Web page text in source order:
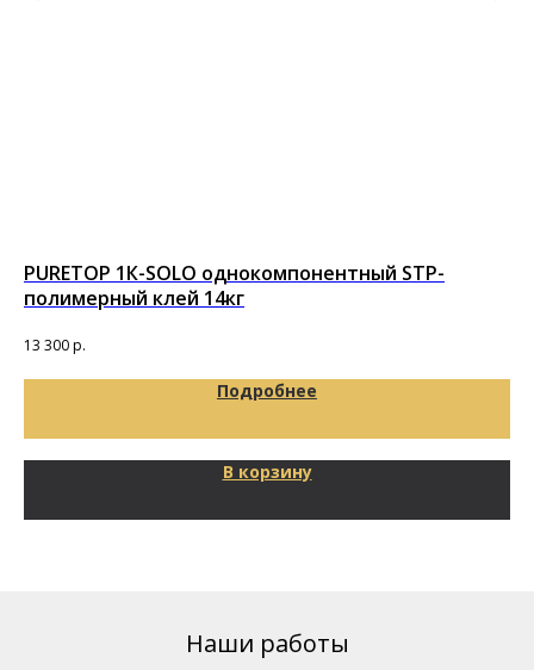
PURETOP 1К-SOLO однокомпонентный STP-
полимерный клей 14кг
13 300р.
Подробнее
В корзину
Наши работы